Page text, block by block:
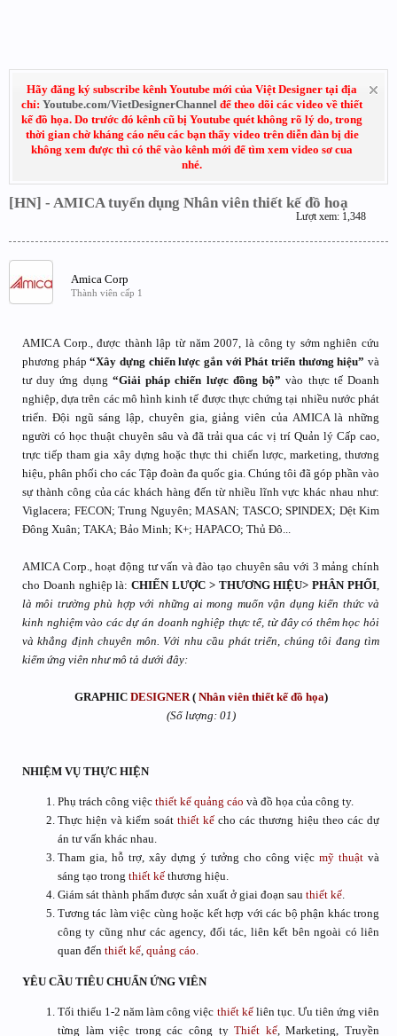
Hãy đăng ký subscribe kênh Youtube mới của Việt Designer tại địa
chỉ: Youtube.com/VietDesignerChannel để theo dõi các video về thiết
kế đồ họa. Do trước đó kênh cũ bị Youtube quét không rõ lý do, trong
thời gian chờ kháng cáo nếu các bạn thấy video trên diễn đàn bị die
không xem được thì có thể vào kênh mới để tìm xem video sơ cua
nhé.
[HN] - AMICA tuyển dụng Nhân viên thiết kế đồ hoạ
Lượt xem: 1,348
Amica Corp
Thành viên cấp 1
AMICA Corp., được thành lập từ năm 2007, là công ty sớm nghiên cứu
phương pháp“Xây dựng chiến lược gắn với Phát triển thương hiệu” và
tư duy ứng dụng “Giải pháp chiến lược đồng bộ” vào thực tế Doanh
nghiệp, dựa trên các mô hình kinh tế được thực chứng tại nhiều nước phát
triển. Đội ngũ sáng lập, chuyên gia, giảng viên của AMICA là những
người có học thuật chuyên sâu và đã trải qua các vị trí Quản lý Cấp cao,
trực tiếp tham gia xây dựng hoặc thực thi chiến lược, marketing, thương
hiệu, phân phối cho các Tập đoàn đa quốc gia. Chúng tôi đã góp phần vào
sự thành công của các khách hàng đến từ nhiều lĩnh vực khác nhau như:
Viglacera; FECON; Trung Nguyên; MASAN; TASCO; SPINDEX; Dệt Kim
Đông Xuân; TAKA; Bảo Minh; K+; HAPACO; Thủ Đô...
AMICA Corp., hoạt động tư vấn và đào tạo chuyên sâu với 3 mảng chính
cho Doanh nghiệp là:CHIẾN LƯỢC > THƯƠNG HIỆU> PHÂN PHỐI,
là môi trường phù hợp với những ai mong muốn vận dụng kiến thức và
kinh nghiệm vào các dự án doanh nghiệp thực tế, từ đây có thêm học hỏi
và khẳng định chuyên môn. Với nhu cầu phát triển, chúng tôi đang tìm
kiếm ứng viên như mô tả dưới đây:
GRAPHIC DESIGNER( Nhân viên thiết kế đồ họa)
(Số lượng: 01)
NHIỆM VỤ THỰC HIỆN
Phụ trách công việc thiết kế quảng cáo và đồ họa của công ty.
Thực hiện và kiểm soát thiết kếcho các thương hiệu theo các dự
án tư vấn khác nhau.
Tham gia, hỗ trợ, xây dựng ý tưởng cho công việc mỹ thuật và
sáng tạo trong thiết kế thương hiệu.
Giám sát thành phẩm được sản xuất ở giai đoạn sau thiết kế.
Tương tác làm việc cùng hoặc kết hợp với các bộ phận khác trong
công ty cũng như các agency, đối tác, liên kết bên ngoài có liên
quan đến thiết kế, quảng cáo.
YÊU CẦU TIÊU CHUẨN ỨNG VIÊN
Tối thiểu 1-2 năm làm công việc thiết kếliên tục. Ưu tiên ứng viên
từng làm việc trong các công tyThiết kế, Marketing, Truyền